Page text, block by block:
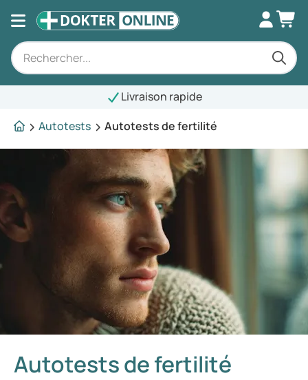
Livraison rapide
Autotests
Autotests de fertilité
Autotests de fertilité